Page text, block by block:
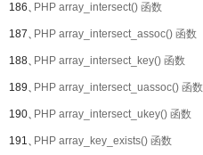
186、PHP array_intersect() 函数
187、PHP array_intersect_assoc() 函数
188、PHP array_intersect_key() 函数
189、PHP array_intersect_uassoc() 函数
190、PHP array_intersect_ukey() 函数
191、PHP array_key_exists() 函数